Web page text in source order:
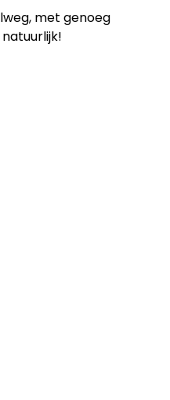
met genoeg